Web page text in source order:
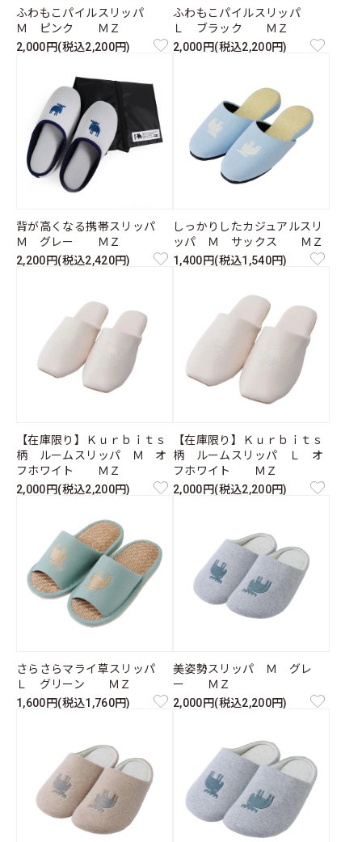
ふわもこパイルスリッパ
Ｍ ピンク ＭＺ
2,000円(税込2,200円)
ふわもこパイルスリッパ
Ｌ ブラック ＭＺ
2,000円(税込2,200円)
背が高くなる携帯スリッパ
Ｍ グレー ＭＺ
2,200円(税込2,420円)
しっかりしたカジュアルスリ
ッパ Ｍ サックス ＭＺ
1,400円(税込1,540円)
【在庫限り】Ｋｕｒｂｉｔｓ
柄 ルームスリッパ Ｍ オ
フホワイト ＭＺ
2,000円(税込2,200円)
【在庫限り】Ｋｕｒｂｉｔｓ
柄 ルームスリッパ Ｌ オ
フホワイト ＭＺ
2,000円(税込2,200円)
さらさらマライ草スリッパ
Ｌ グリーン ＭＺ
1,600円(税込1,760円)
美姿勢スリッパ Ｍ グレ
ー ＭＺ
2,000円(税込2,200円)